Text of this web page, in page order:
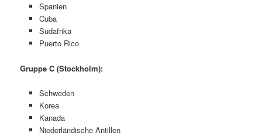
Spanien
Cuba
Südafrika
Puerto Rico
Gruppe C (Stockholm):
Schweden
Korea
Kanada
Niederländische Antillen